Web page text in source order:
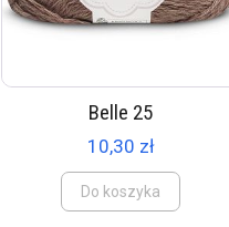
Belle 25
10,30 zł
Do koszyka